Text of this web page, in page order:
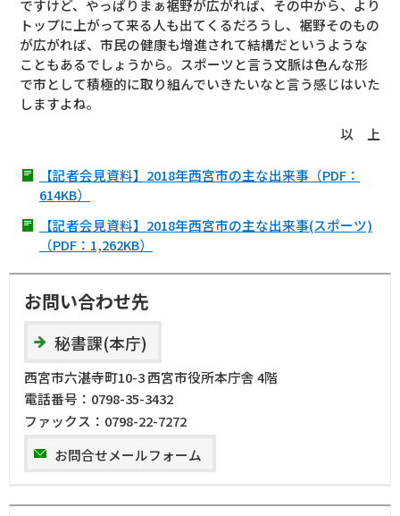
ですけど、やっぱりまぁ裾野が広がれば、その中から、より
トップに上がって来る人も出てくるだろうし、裾野そのもの
が広がれば、市民の健康も増進されて結構だというような
こともあるでしょうから。スポーツと言う文脈は色んな形
で市として積極的に取り組んでいきたいなと言う感じはいた
しますよね。
以 上
【記者会見資料】2018年西宮市の主な出来事（PDF：
614KB）
【記者会見資料】2018年西宮市の主な出来事(スポーツ)
（PDF：1,262KB）
お問い合わせ先
秘書課(本庁)
西宮市六湛寺町10-3 西宮市役所本庁舎 4階
電話番号： 0798-35-3432
ファックス： 0798-22-7272
お問合せメールフォーム